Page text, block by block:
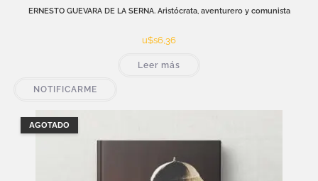
ERNESTO GUEVARA DE LA SERNA. Aristócrata, aventurero y comunista
u$s6,36
Leer más
NOTIFICARME
AGOTADO